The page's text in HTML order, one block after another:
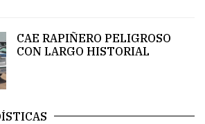
CAE RAPIÑERO PELIGROSO
CON LARGO HISTORIAL